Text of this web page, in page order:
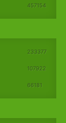
457154
233377
107922
66181